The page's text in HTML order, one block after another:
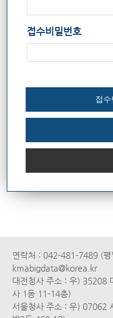
연락처 : 042-481-7489 (
kmabigdata@korea.kr
대전청사 주소 : 우) 35208
사 1동 11-14층)
서울청사 주소 : 우) 07062
회
테
이
수
번
호
력
접수비밀번호
수
입
접수